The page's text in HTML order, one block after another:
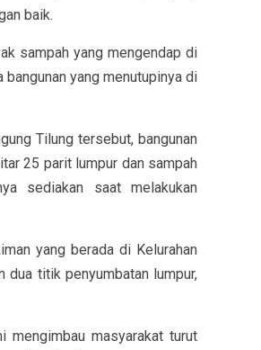
baik.
sampah yang mengendap di
yang menutupinya di
Tilung tersebut, bangunan
25 parit lumpur dan sampah
sediakan saat melakukan
yang berada di Kelurahan
dua titik penyumbatan lumpur,
mengimbau masyarakat turut